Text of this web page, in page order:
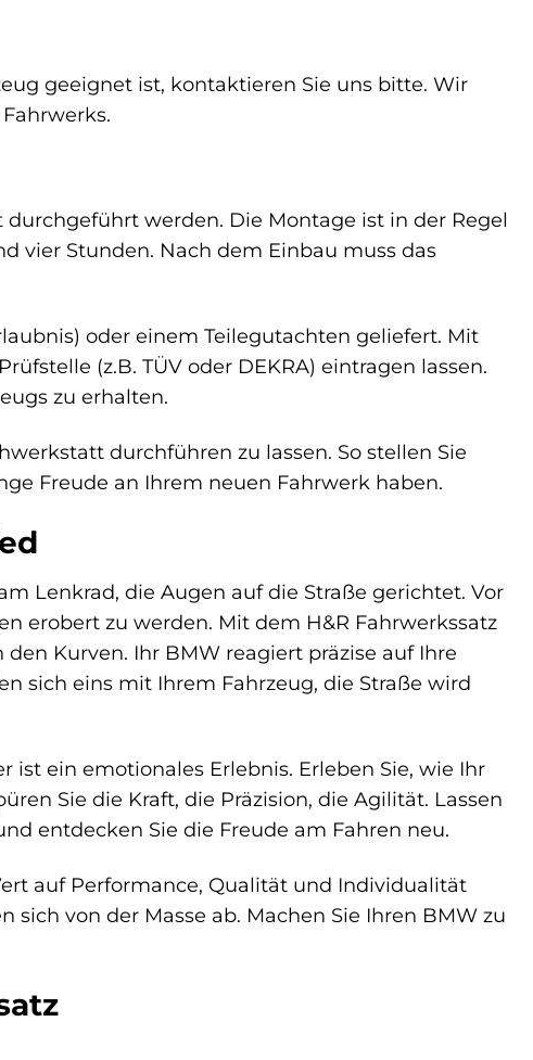
geeignet ist, kontaktieren Sie uns bitte. Wir
werden. Die Montage ist in der Regel
vier Stunden. Nach dem Einbau muss das
oder einem Teilegutachten geliefert. Mit
(z.B. TÜV oder DEKRA) eintragen lassen.
zu erhalten.
durchführen zu lassen. So stellen Sie
Freude an Ihrem neuen Fahrwerk haben.
Lenkrad, die Augen auf die Straße gerichtet. Vor
erobert zu werden. Mit dem H&R Fahrwerkssatz
Kurven. Ihr BMW reagiert präzise auf Ihre
sich eins mit Ihrem Fahrzeug, die Straße wird
ist ein emotionales Erlebnis. Erleben Sie, wie Ihr
Sie die Kraft, die Präzision, die Agilität. Lassen
entdecken Sie die Freude am Fahren neu.
auf Performance, Qualität und Individualität
sich von der Masse ab. Machen Sie Ihren BMW zu